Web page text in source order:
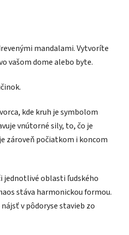
mandalami. Vytvoríte
vašom dome alebo byte.
kde kruh je symbolom
vnútorné sily, to, čo je
zároveň počiatkom i koncom
jednotlivé oblasti ľudského
stáva harmonickou formou.
nájsť v pôdoryse stavieb zo